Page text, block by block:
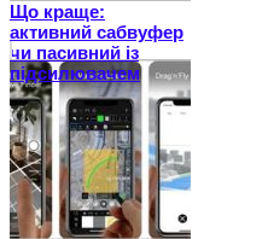
Що краще:
активний сабвуфер
чи пасивний із
підсилювачем